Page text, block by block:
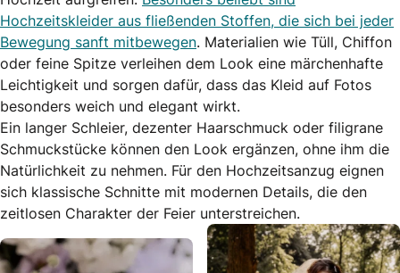
Hochzeitskleider aus fließenden Stoffen, die sich bei jeder
Bewegung sanft mitbewegen. Materialien wie Tüll, Chiffon
oder feine Spitze verleihen dem Look eine märchenhafte
Leichtigkeit und sorgen dafür, dass das Kleid auf Fotos
besonders weich und elegant wirkt.
Ein langer Schleier, dezenter Haarschmuck oder filigrane
Schmuckstücke können den Look ergänzen, ohne ihm die
Natürlichkeit zu nehmen. Für den Hochzeitsanzug eignen
sich klassische Schnitte mit modernen Details, die den
zeitlosen Charakter der Feier unterstreichen.